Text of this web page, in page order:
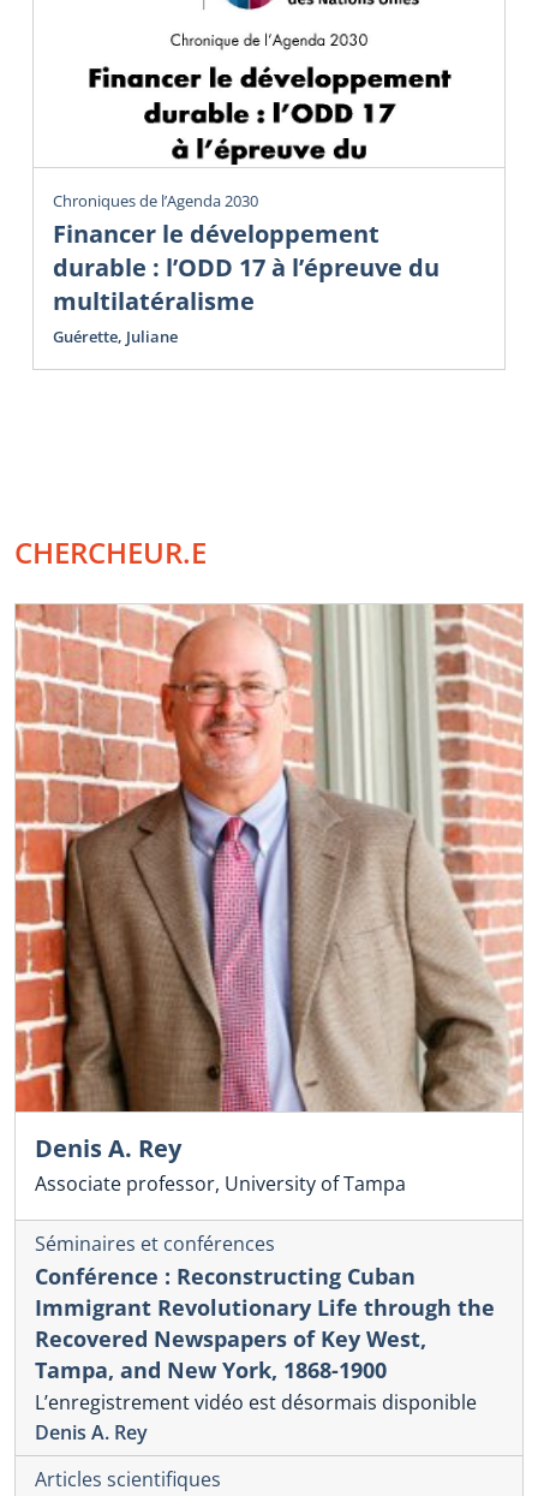
Chroniques de l’Agenda 2030
Financer le développement
durable : l’ODD 17 à l’épreuve du
multilatéralisme
Guérette, Juliane
CHERCHEUR.E
Denis A. Rey
Associate professor, University of Tampa
Séminaires et conférences
Conférence : Reconstructing Cuban
Immigrant Revolutionary Life through the
Recovered Newspapers of Key West,
Tampa, and New York, 1868-1900
L’enregistrement vidéo est désormais disponible
Denis A. Rey
Articles scientifiques